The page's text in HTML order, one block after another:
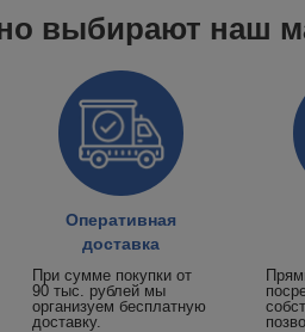
выбирают наш
Оперативная
доставка
При сумме покупки от
90 тыс. рублей мы
организуем бесплатную
доставку.